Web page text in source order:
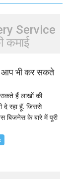
Service
कमाई
भी कर सकते
हैं लाखों की
दे रहा हूॅ. जिससे
बिजनेस के बारे में पूरी